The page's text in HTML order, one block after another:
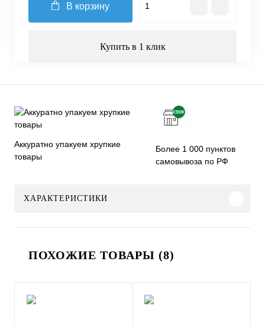
В корзину
Купить в 1 клик
Аккуратно упакуем хрупкие
товары
Более 1 000 пунктов
самовывоза по РФ
ХАРАКТЕРИСТИКИ
ПОХОЖИЕ ТОВАРЫ (8)